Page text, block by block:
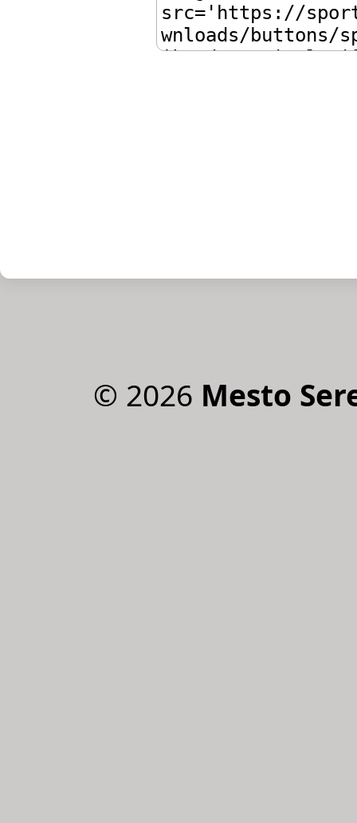
© 2026 Mesto